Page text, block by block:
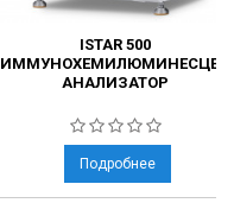
ISTAR 500
АНАЛИЗАТОР
Подробнее